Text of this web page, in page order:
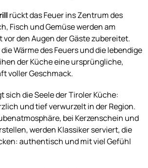
rückt das Feuer ins Zentrum des
Fisch und Gemüse werden am
den Augen der Gäste zubereitet.
Wärme des Feuers und die lebendige
der Küche eine ursprüngliche,
voller Geschmack.
sich die Seele der Tiroler Küche:
und tief verwurzelt in der Region.
bei Kerzenschein und
werden Klassiker serviert, die
authentisch und mit viel Gefühl